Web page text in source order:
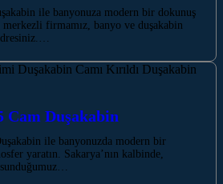
ile banyonuza modern bir dokunuş
merkezli firmamız, banyo ve duşakabin
Cam Duşakabin
ile banyonuzda modern bir
yaratın. Sakarya’nın kalbinde,